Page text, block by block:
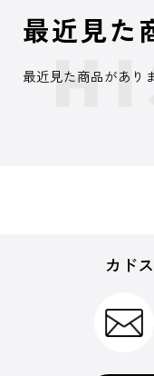
最近見た
最近見た商品があり
カド